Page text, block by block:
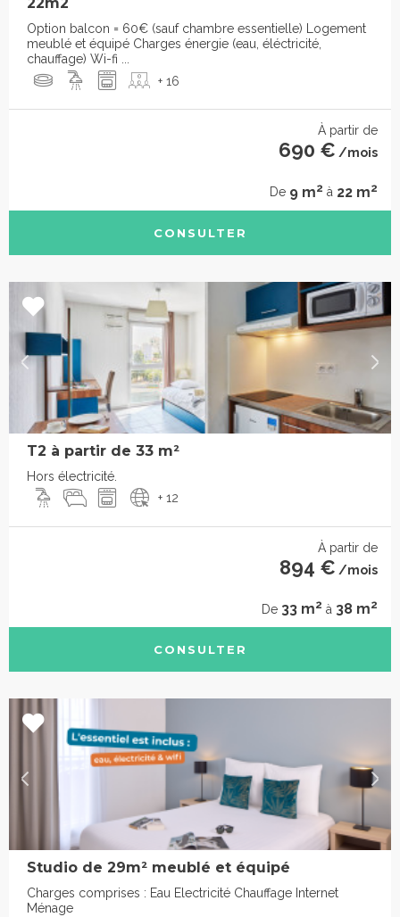
22m2
Option balcon = 60€ (sauf chambre essentielle) Logement
meublé et équipé Charges énergie (eau, éléctricité,
chauffage) Wi-fi ...
+ 16
À partir de
690 € /mois
De 9 m2 à 22 m2
CONSULTER
T2 à partir de 33 m²
Hors électricité.
+ 12
À partir de
894 € /mois
De 33 m2 à 38 m2
CONSULTER
Studio de 29m² meublé et équipé
Charges comprises : Eau Electricité Chauffage Internet
Ménage